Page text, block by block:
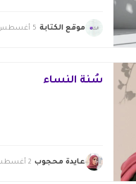
موقع الكتابة 5 أغسطس 2026
سُنّة النساء
عايدة محجوب 2 أغسطس 2026